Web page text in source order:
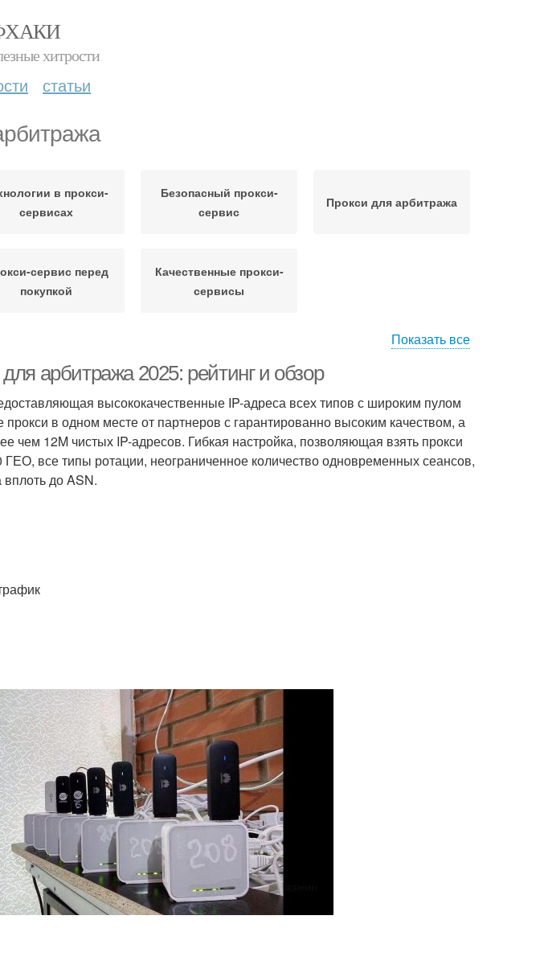
хитрости
статьи
в прокси-
сервисах
Безопасный прокси-
сервис
Прокси для арбитража
сервис перед
покупкой
Качественные прокси-
сервисы
Показать все
арбитража 2025: рейтинг и обзор
высококачественные IP-адреса всех типов с широким пулом
в одном месте от партнеров с гарантированно высоким качеством, а
чем 12M чистых IP-адресов. Гибкая настройка, позволяющая взять прокси
все типы ротации, неограниченное количество одновременных сеансов,
вплоть до ASN.